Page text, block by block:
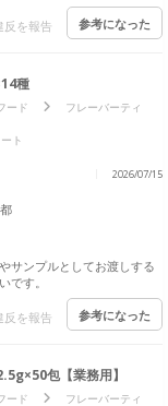
反を報告 参考になった
種
ード
フレーバーティ
ト
2026/07/15
サンプルとしてお渡しする
です。
反を報告 参考になった
包【業務用】
ード
フレーバーティ